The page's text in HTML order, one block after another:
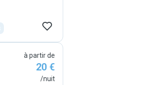
à partir de
20 €
/nuit